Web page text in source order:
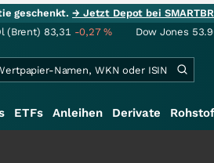
geschenkt.→ Jetzt Depot bei
(Brent) 83,31 -0,27% Dow Jones
ETFs Anleihen Derivate